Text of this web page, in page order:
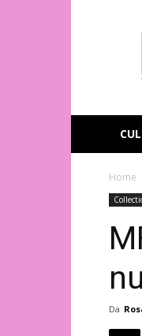
Home
Da